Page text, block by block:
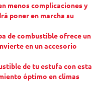
menos complicaciones y
poner en marcha su
de combustible ofrece un
en un accesorio
de tu estufa con esta
óptimo en climas